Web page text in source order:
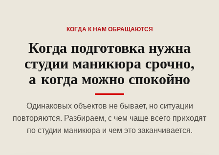
КОГДА К НАМ ОБРАЩАЮТСЯ
Когда подготовка нужна
студии маникюра срочно,
а когда можно спокойно
Одинаковых объектов не бывает, но ситуации
повторяются. Разбираем, с чем чаще всего приходят
по студии маникюра и чем это заканчивается.